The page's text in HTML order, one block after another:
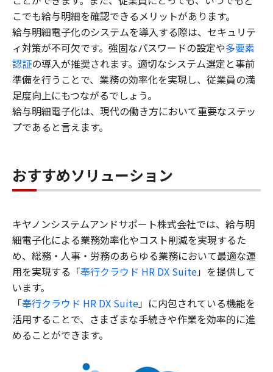
こでも給与明細を確認できるメリットがあります。
給与明細電子化のシステムを導入する際は、セキュリテ
ィ対策が不可欠です。強固なパスワードの設定や多要素
認証の導入が推奨されます。適切なシステム選定と事前
準備を行うことで、業務の効率化を実現し、従業員の満
足度向上にもつながるでしょう。
給与明細電子化は、現代の働き方において重要なステッ
プであると言えます。
おすすめソリューション
キヤノンシステムアンドサポート株式会社では、給与明
細電子化による業務効率化やコスト削減を実現するた
め、総務・人事・労務のあらゆる業務において最適な運
用を実現する「奉行クラウド HR DX Suite」を提供して
います。
「奉行クラウド HR DX Suite」に内包されている機能を
活用することで、さまざまな手続きや作業を効率的に進
めることができます。